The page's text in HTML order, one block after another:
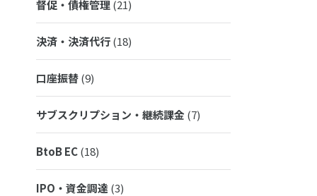
督促・債権管理(21)
決済・決済代行(18)
口座振替(9)
サブスクリプション・継続課金 (7)
BtoB EC(18)
IPO・資金調達 (3)